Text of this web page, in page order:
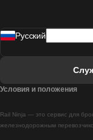
Rail Ninja — это сервис для
железнодорожным
Pусский
Условия и положения